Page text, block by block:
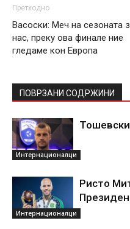
Претходно
Васоски: Меч на сезоната
нас, преку ова финале ние
гледаме кон Европа
ПОВРЗАНИ СОДРЖИНИ
Интернационалци
Тошевски
Интернационалци
Ристо